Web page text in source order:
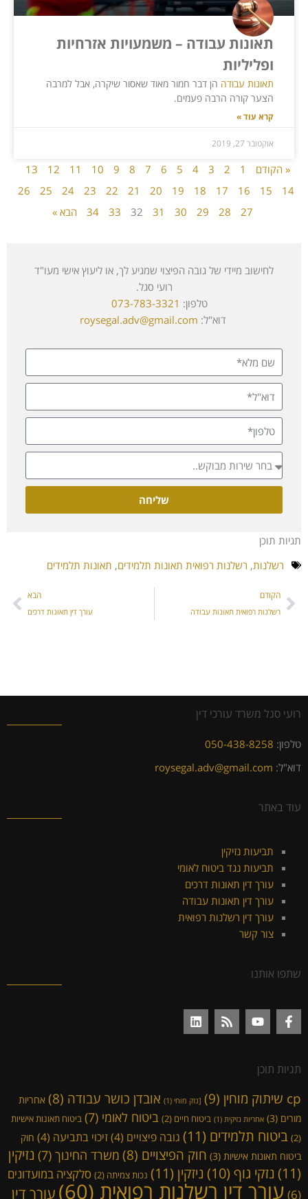
תאונות עבודה – משמעויות אזרחיות
ופליליות
תאונות עבודה הן דבר חמור מאוד שאסור שיקרה, אבל למרבה
הצער קורה הרבה פעמים.
קרא עוד »
אוקטובר 27, 2019
« הקודם 1
2
3
4
5
6
7
8
9
10
11
12
13
14
15
16
17
18
19
20
21
22
23
24
25
26
27
28
29
30
31
32
33
34 הבא »
לחישוב מיידי של גובה הפיצוי שמגיע לך, או ליעוץ אישי מעו"ד
רועי סגל.
טלפון: 073-783-3321
דוא"ל: roysegal.adv@gmail.com
שליחה
תגיות תוכן
רשלנות, רשלנות רפואית תאונות תלמידים, תאונות תלמידים
הקודם
רשלנות רפואית תאונות עבודה
הבא
עורך דין תאונות דרכים
רועי סגל משרד עורכי דין
טלפון: 050-438-8258
דוא"ל: roysegal.adv@gmail.com
עוד באתר
תביעות נזיקין
תביעות נגד ביטוח לאומי
עורך דין תאונות דרכים
עורך דין תאונות עבודה
עורך דין רשלנות רפואית
צור קשר
שתפו אותנו
תגיות תוכן
cp שיתוק מוחין (9) [נזק מוחי (1) אובדן כושר עבודה (8)
אחריות
מורים (3) אחריות נזיקית (1) ביטוח חיים (2) ביטוח לאומי (7)
ביטוח תאונות אישיות
(2)
ביטוח תלמידים (11) גובה פיצויים (4) זיכוי בתביעה (4)
חוק
ביטוח תאונות אישיות (3) חוק הפיצויים (8) משרד החינוך (7)
נזיקין
(11)
נזקי גוף (10) ניזקין (11) נכות צמיתה (2)
סלקציה במועדונים
(6)
עורך דין רשלנות רפואית (60) עורך דין